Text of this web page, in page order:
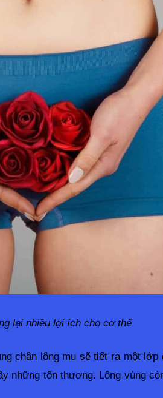
lại nhiều lợi ích cho cơ thể
chân lông mu sẽ tiết ra một lớp
những tổn thương. Lông vùng